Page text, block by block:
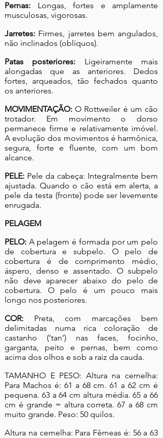
Pernas: Longas, fortes e amplamente
musculosas, vigorosas.
Jarretes: Firmes, jarretes bem angulados,
não inclinados (oblíquos).
Patas posteriores: Ligeiramente mais
alongadas que as anteriores. Dedos
fortes, arqueados, tão fechados quanto
os anteriores.
MOVIMENTAÇÃO:O Rottweiler é um cão
trotador. Em movimento o dorso
permanece firme e relativamente imóvel.
A evolução dos movimentos é harmônica,
segura, forte e fluente, com um bom
alcance.
PELE: Pele da cabeça: Integralmente bem
ajustada. Quando o cão está em alerta, a
pele da testa (fronte) pode ser levemente
enrugada.
PELAGEM
PELO: A pelagem é formada por um pelo
de cobertura e subpelo. O pelo de
cobertura é de comprimento médio,
áspero, denso e assentado. O subpelo
não deve aparecer abaixo do pelo de
cobertura. O pelo é um pouco mais
longo nos posteriores.
COR: Preta, com marcações bem
delimitadas numa rica coloração de
castanho (‘tan’) nas faces, focinho,
garganta, peito e pernas, bem como
acima dos olhos e sob a raiz da cauda.
TAMANHO E PESO: Altura na cernelha:
Para Machos é: 61 a 68 cm. 61 a 62 cm é
pequena. 63 a 64 cm altura média. 65 a 66
cm é grande = altura correta. 67 a 68 cm
muito grande. Peso: 50 quilos.
Altura na cernelha: Para Fêmeas é: 56 a 63